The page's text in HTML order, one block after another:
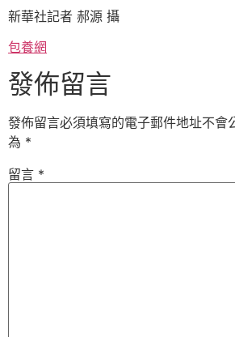
新華社記者 郝源 攝
包養網
發佈留言
發佈留言必須填寫的電子郵件地址不會
為 *
留言 *